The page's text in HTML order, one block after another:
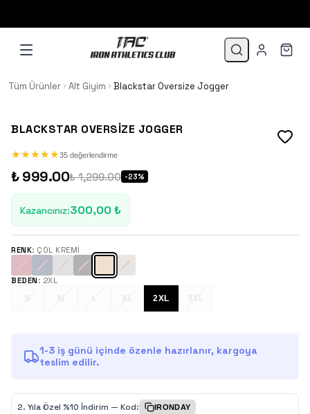
Tüm Ürünler Alt Giyim Blackstar Oversize Jogger
BLACKSTAR OVERSIZE JOGGER
★
★★
★★
★★
★★
★ 35 değerlendirme
₺ 999.00₺ 1,299.00 -23%
Kazancınız:300,00 ₺
RENK: ÇÖL KREMI
BEDEN : 2XL
S
M L XL 2XL 3XL
1-3 iş günü içinde özenle hazırlanır, kargoya
teslim edilir.
2.⁠ ⁠Yıla Özel %10 İndirim — Kod: IRONDAY